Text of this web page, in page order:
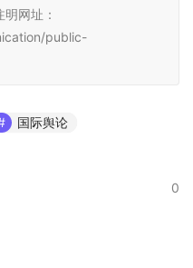
网址：
public-
国际舆论
0